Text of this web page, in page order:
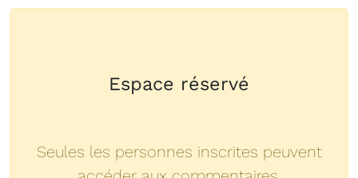
Espace réservé
Seules les personnes inscrites peuvent